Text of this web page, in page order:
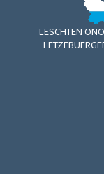
LESCHTEN